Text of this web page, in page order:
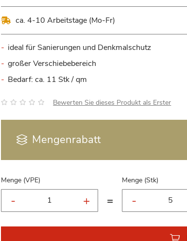
ca. 4-10 Arbeitstage (Mo-Fr)
ideal für Sanierungen und Denkmalschutz
großer Verschiebebereich
Bedarf: ca. 11 Stk / qm
Bewertung: Bewerten Sie dieses Produkt als Erster
Mengenrabatt
Menge (VPE)
=
Menge (Stk)